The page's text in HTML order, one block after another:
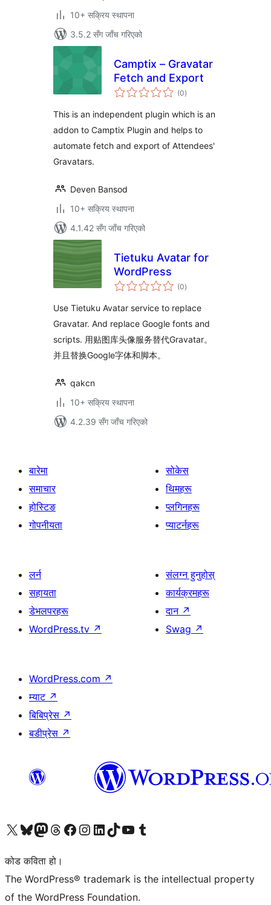
10+ सक्रिय स्थापना
3.5.2 सँग जाँच गरिएको
Camptix – Gravatar
Fetch and Export
(0कुल
रेटिङ्गहरू
)
This is an independent plugin which is an
addon to Camptix Plugin and helps to
automate fetch and export of Attendees'
Gravatars.
Deven Bansod
10+ सक्रिय स्थापना
4.1.42 सँग जाँच गरिएको
Tietuku Avatar for
WordPress
(0कुल
रेटिङ्गहरू
)
Use Tietuku Avatar service to replace
Gravatar. And replace Google fonts and
scripts. 用贴图库头像服务替代Gravatar。
并且替换Google字体和脚本。
qakcn
10+ सक्रिय स्थापना
4.2.39 सँग जाँच गरिएको
बारेमा
समाचार
होस्टिङ
गोपनीयता
सोकेस
थिमहरू
प्लगिनहरू
प्याटर्नहरू
लर्न
सहायता
डेभलपरहरू
WordPress.tv ↗
संलग्न हुनुहोस्
कार्यक्रमहरू
दान ↗
Swag ↗
WordPress.com ↗
म्याट ↗
बिबिप्रेस ↗
बडीप्रेस ↗
हाम्रो X (पहिले ट्विटर) खातामा जानुहोस्
हाम्रो Bluesky खाता भ्रमण गर्नुहोस्
हाम्रो म्यास्टोडन खाता भ्रमण गर्नुहोस्
हाम्रो थ्रेड्स खातामा जानुहोस्
हाम्रो फेसबुक पेजमा जानुहोस्
हाम्रो इन्स्टाग्राम खातामा जानुहोस्
हाम्रो लिङ्क्डइन खातामा जानुहोस्
हाम्रो TikTok खाता भ्रमण गर्नुहोस्
हाम्रो युट्युब च्यानलमा जानुहोस्
हाम्रो टम्बलर खाता भ्रमण गर्नुहोस्
कोड कविता हो।
The WordPress® trademark is the intellectual property
of the WordPress Foundation.